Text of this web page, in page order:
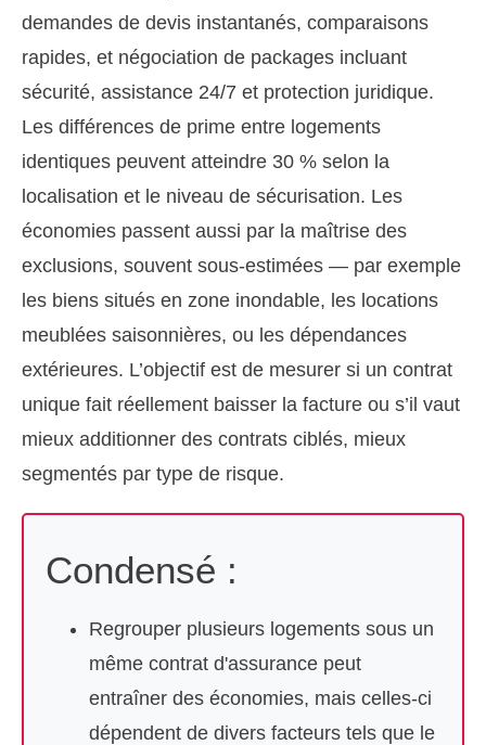
demandes de devis instantanés, comparaisons
rapides, et négociation de packages incluant
sécurité, assistance 24/7 et protection juridique.
Les différences de prime entre logements
identiques peuvent atteindre 30 % selon la
localisation et le niveau de sécurisation. Les
économies passent aussi par la maîtrise des
exclusions, souvent sous-estimées — par exemple
les biens situés en zone inondable, les locations
meublées saisonnières, ou les dépendances
extérieures. L’objectif est de mesurer si un contrat
unique fait réellement baisser la facture ou s’il vaut
mieux additionner des contrats ciblés, mieux
segmentés par type de risque.
Condensé :
Regrouper plusieurs logements sous un
même contrat d'assurance peut
entraîner des économies, mais celles-ci
dépendent de divers facteurs tels que le